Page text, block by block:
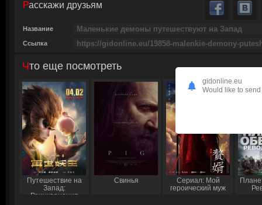
Расскажи друзьям
Название
Ссылка
Что еще посмотреть
Путешествие на
Запад:
Реинкарнация
Свинья
Сериал: Мой
героический муж
gidonline.eu
Would like to